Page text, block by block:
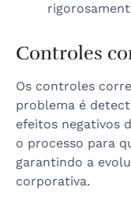
Controles
Os controles
problema é
efeitos negativos
o processo para
garantindo a
corporativa.